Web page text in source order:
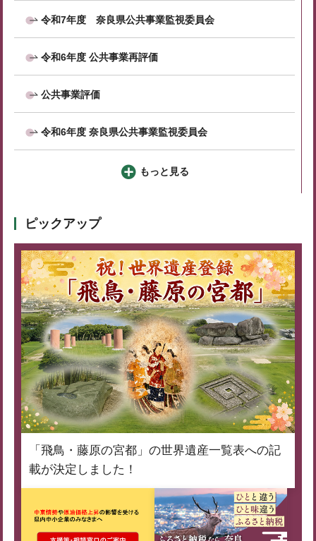
令和7年度 奈良県公共事業監視委員会
令和6年度 公共事業再評価
公共事業評価
令和6年度 奈良県公共事業監視委員会
もっと見る
ピックアップ
「飛鳥・藤原の宮都」の世界遺産一覧表への記
載が決定しました！